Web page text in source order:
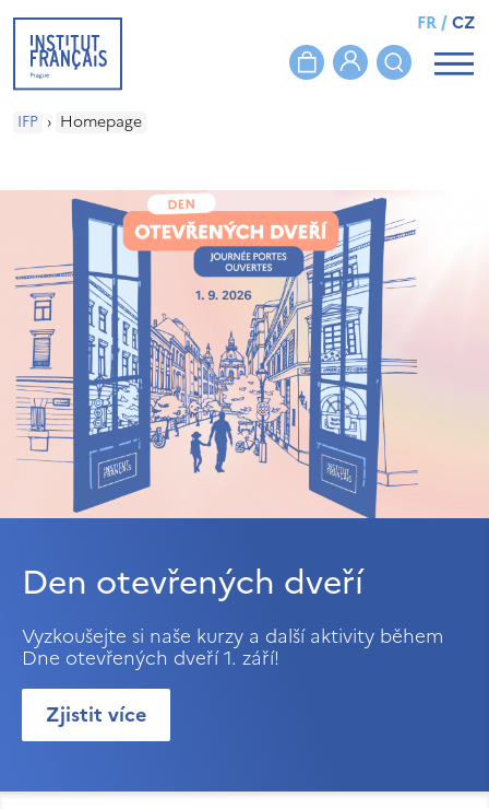
FR/CZ
IFP › Homepage
Den otevřených dveří
Vyzkoušejte si naše kurzy a další aktivity během
Dne otevřených dveří 1. září!
Zjistit více